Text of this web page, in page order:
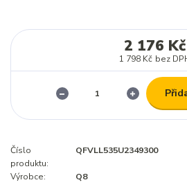
2 176 Kč
1 798 Kč bez
Číslo
produktu:
QFVLL535U2349300
Výrobce: Q8